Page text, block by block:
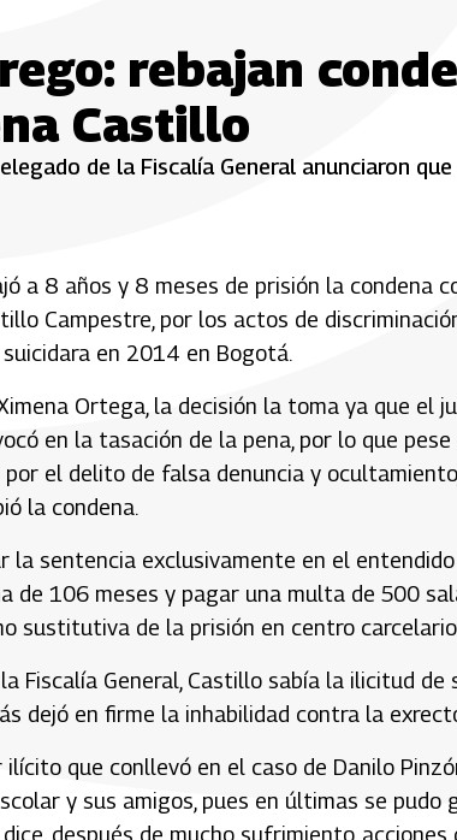
rebajan
Castillo
de la Fiscalía General anunciaron
a 8 años y 8 meses de prisión la condena
Campestre, por los actos de
en 2014 en Bogotá.
Ortega, la decisión la toma ya que el
en la tasación de la pena, por lo que
el delito de falsa denuncia y
la condena.
la sentencia exclusivamente en el
de 106 meses y pagar una multa de 500
sustitutiva de la prisión en centro
Fiscalía General, Castillo sabía la ilicitud de
dejó en firme la inhabilidad contra la
que conllevó en el caso de Danilo
y sus amigos, pues en últimas se pudo
después de mucho sufrimiento,